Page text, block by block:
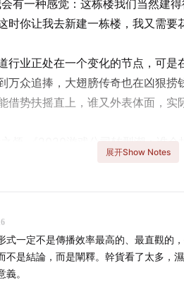
有一种感觉：这栋楼我们当然建
时你让我去新建一栋楼，我又需要
行业正处在一个变化的节点，可是
万众追捧，大翅膀传奇也在凶狠捞
借势扶摇直上，谁又外表体面，实
颅 《2020游戏公司转型潮：谁会
斯之颅）游戏葡萄主笔
行
频设计师
展开Show Notes
式一定‎不是傳播‎效率最高的、最直觀的
不是結論‎，而是‎闡釋‎。幹貨看了太多，
義。